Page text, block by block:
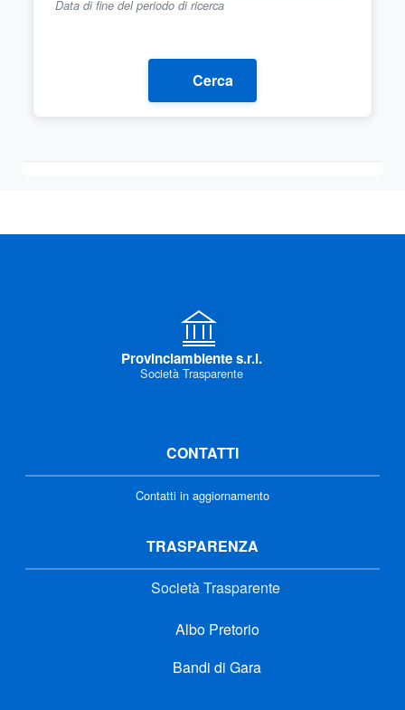
Data di fine del periodo di ricerca
Cerca
Provinciambiente s.r.l.
Società Trasparente
CONTATTI
Contatti in aggiornamento
TRASPARENZA
Società Trasparente
Albo Pretorio
Bandi di Gara